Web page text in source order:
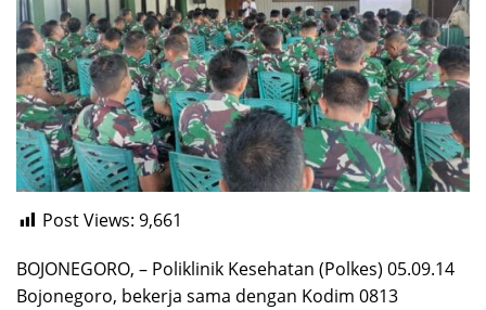
Post Views: 9,661
BOJONEGORO, – Poliklinik Kesehatan (Polkes) 05.09.14
Bojonegoro, bekerja sama dengan Kodim 0813